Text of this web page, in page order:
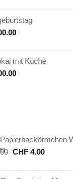
mit Küche
Ursprünglicher
CHF4.00Aktueller